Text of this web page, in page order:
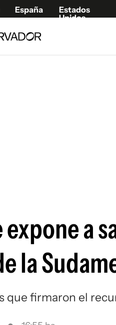
España
Estados
Unidos
expone a
la
que firmaron el